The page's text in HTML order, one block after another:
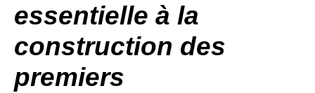
essentielle à la
construction des
premiers